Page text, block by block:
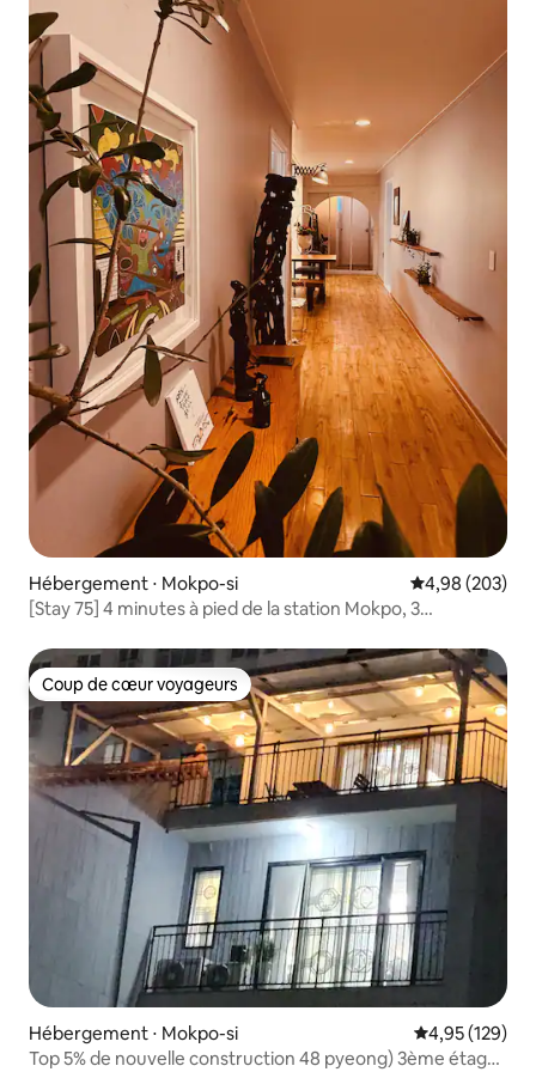
Hébergement ⋅ Mokpo-si Évaluation
4,98 (203)
[Stay 75] 4 minutes à pied de la station Mokpo, 3
Coup de cœur voyageurs
Coup de cœur voyageurs
Hébergement ⋅ Mokpo-si Évaluation
4,95 (129)
Top 5% de nouvelle construction 48 pyeong) 3ème étage